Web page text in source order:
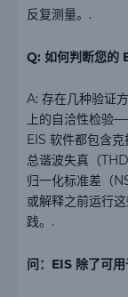
反复测量。.
Q: 如何判断您的
A: 存在几种验证
上的自洽性检验
EIS 软件都包含
总谐波失真（
归一化标准差（
或解释之前运行
践。.
问：EIS 除了可